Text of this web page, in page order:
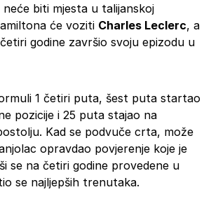
neće biti mjesta u talijanskoj
će voziti Charles Leclerc, a
godine završio svoju epizodu u
1 četiri puta, šest puta startao
pozicije i 25 puta stajao na
Kad se podvuče crta, može
opravdao povjerenje koje je
se na četiri godine provedene u
se najljepših trenutaka.